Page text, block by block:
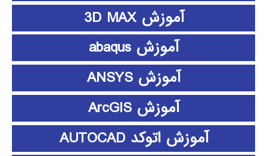
آموزش 3D MAX
آموزش abaqus
آموزش ANSYS
آموزش ArcGIS
آموزش اتوکد AUTOCAD